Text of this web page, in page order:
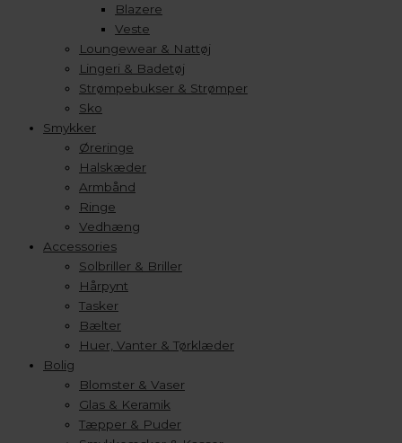
Blazere
Veste
Loungewear & Nattøj
Lingeri & Badetøj
Strømpebukser & Strømper
Sko
Smykker
Øreringe
Halskæder
Armbånd
Ringe
Vedhæng
Accessories
Solbriller & Briller
Hårpynt
Tasker
Bælter
Huer, Vanter & Tørklæder
Bolig
Blomster & Vaser
Glas & Keramik
Tæpper & Puder